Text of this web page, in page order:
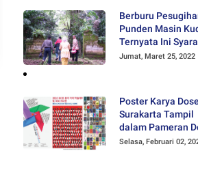
Berburu
Punden Masin
Ternyata Ini
Jumat, Maret 25, 2022
Poster Karya
Surakarta Tampil
dalam Pameran
Poster
Selasa, Februari 02,